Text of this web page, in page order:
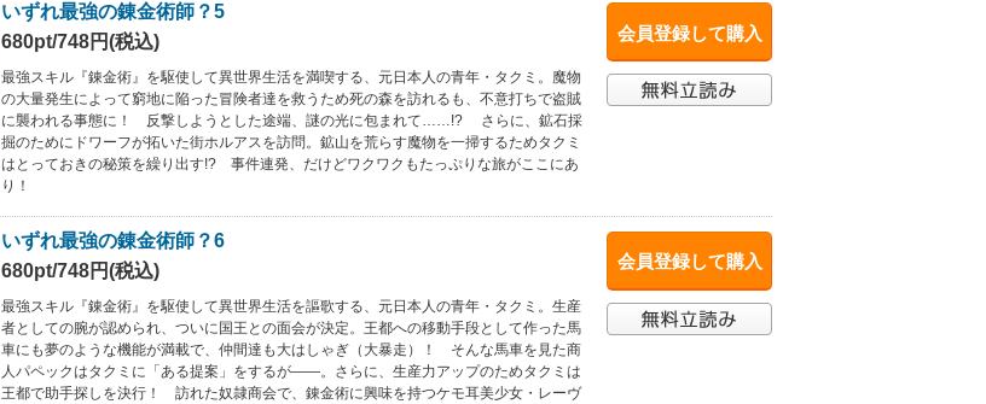
会員登録して購入
いずれ最強の錬金術師？5
680pt/748円(税込)
最強スキル『錬金術』を駆使して異世界生活を満喫する、元日本人の青年・タクミ。魔物
の大量発生によって窮地に陥った冒険者達を救うため死の森を訪れるも、不意打ちで盗賊
に襲われる事態に！ 反撃しようとした途端、謎の光に包まれて……!? さらに、鉱石採
掘のためにドワーフが拓いた街ホルアスを訪問。鉱山を荒らす魔物を一掃するためタクミ
はとっておきの秘策を繰り出す!? 事件連発、だけどワクワクもたっぷりな旅がここにあ
り！
会員登録して購入
いずれ最強の錬金術師？6
680pt/748円(税込)
最強スキル『錬金術』を駆使して異世界生活を謳歌する、元日本人の青年・タクミ。生産
者としての腕が認められ、ついに国王との面会が決定。王都への移動手段として作った馬
車にも夢のような機能が満載で、仲間達も大はしゃぎ（大暴走）！ そんな馬車を見た商
人パペックはタクミに「ある提案」をするが――。さらに、生産力アップのためタクミは
王都で助手探しを決行！ 訪れた奴隷商会で、錬金術に興味を持つケモ耳美少女・レーヴ